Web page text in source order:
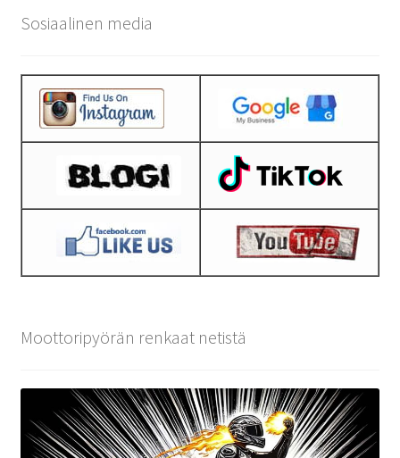
Sosiaalinen media
Moottoripyörän renkaat netistä